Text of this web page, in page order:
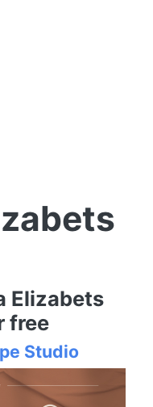
Elizabets
free
Studio